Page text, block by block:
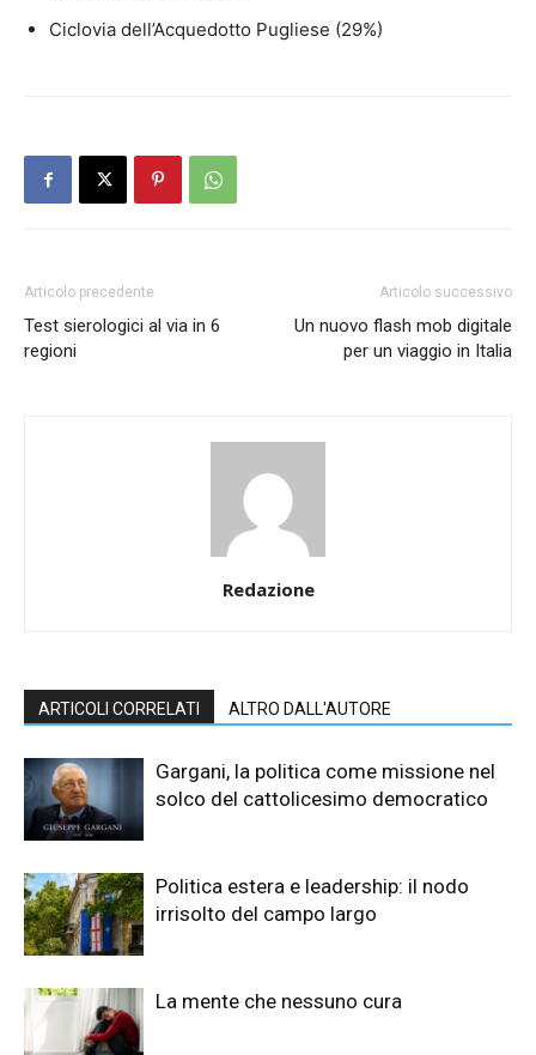
Ciclovia dell’Acquedotto Pugliese (29%)
Articolo precedente
Test sierologici al via in 6
regioni
Articolo successivo
Un nuovo flash mob digitale
per un viaggio in Italia
Redazione
ARTICOLI CORRELATI ALTRO DALL'AUTORE
Gargani, la politica come missione nel
solco del cattolicesimo democratico
Politica estera e leadership: il nodo
irrisolto del campo largo
La mente che nessuno cura